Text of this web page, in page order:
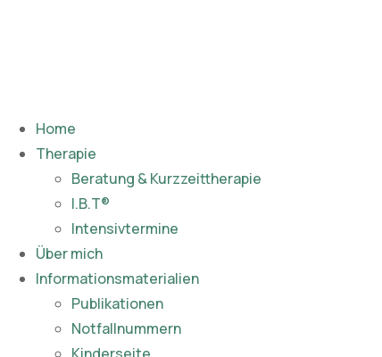
Home
Therapie
Beratung & Kurzzeittherapie
I.B.T®
Intensivtermine
Über mich
Informationsmaterialien
Publikationen​
Notfallnummern